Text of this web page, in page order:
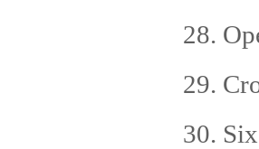
28.
29.
30.